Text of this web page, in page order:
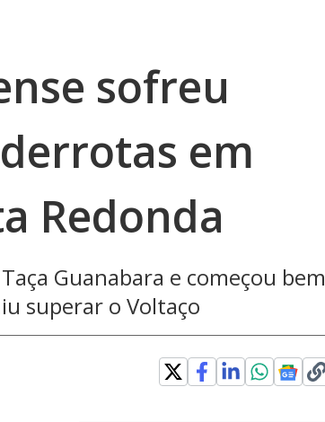
sofreu
em
Redonda
Guanabara e começou bem
superar o Voltaço